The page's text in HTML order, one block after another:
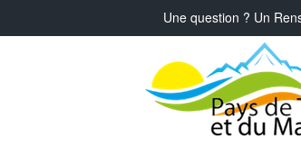
Une question ? Un